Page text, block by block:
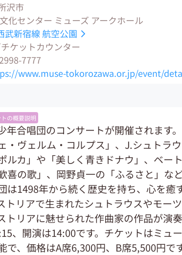
沢市
化センター ミューズ アークホール
武新宿線航空公園
ケットカウンター
7777
www.muse-tokorozawa.or.jp/event/
の概要説明
年合唱団のコンサートが開催されます
・ヴェルム・コルプス」、J.シュトラ
ルカ」や「美しく青きドナウ」、ベー
喜の歌」、岡野貞一の「ふるさと」な
は1498年から続く歴史を持ち、心を癒
トリアで生まれたシュトラウスやモー
トリアに魅せられた作曲家の作品が演奏
、開演は14:00です。チケットはミュ
で、価格はA席6,300円、B席5,500円です